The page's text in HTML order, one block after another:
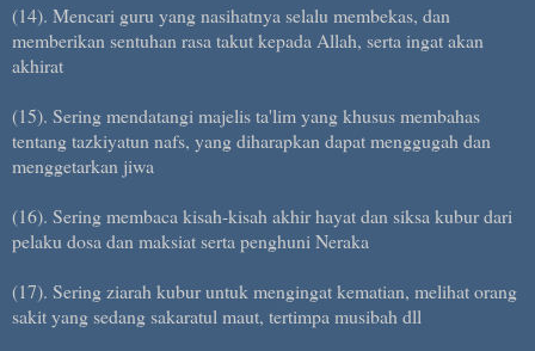
(14). Mencari guru yang nasihatnya selalu membekas, dan
memberikan sentuhan rasa takut kepada Allah, serta ingat akan
akhirat
(15). Sering mendatangi majelis ta'lim yang khusus membahas
tentang tazkiyatun nafs, yang diharapkan dapat menggugah dan
menggetarkan jiwa
(16). Sering membaca kisah-kisah akhir hayat dan siksa kubur dari
pelaku dosa dan maksiat serta penghuni Neraka
(17). Sering ziarah kubur untuk mengingat kematian, melihat orang
sakit yang sedang sakaratul maut, tertimpa musibah dll